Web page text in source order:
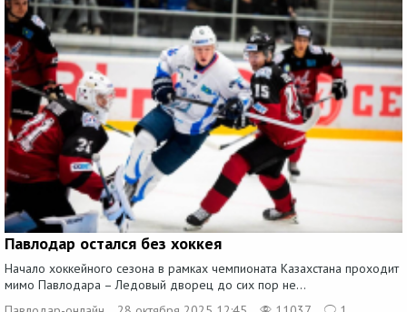
Павлодар остался без хоккея
Начало хоккейного сезона в рамках чемпионата Казахстана проходит
мимо Павлодара – Ледовый дворец до сих пор не...